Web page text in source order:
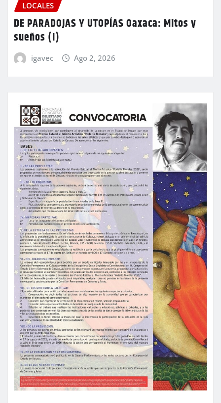
LOCALES
DE PARADOJAS Y UTOPÍAS Oaxaca: Mitos y
sueños (I)
igavec Ago 2, 2026